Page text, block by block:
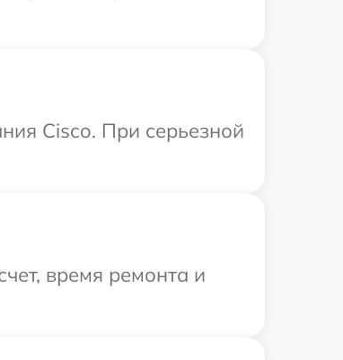
Cisco. При серьезной
время ремонта и